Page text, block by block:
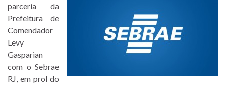
parceria da
Prefeitura de
Comendador
Levy
Gasparian
com o Sebrae
RJ, em prol do